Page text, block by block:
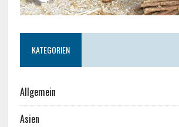
KATEGORIEN
Allgemein
Asien